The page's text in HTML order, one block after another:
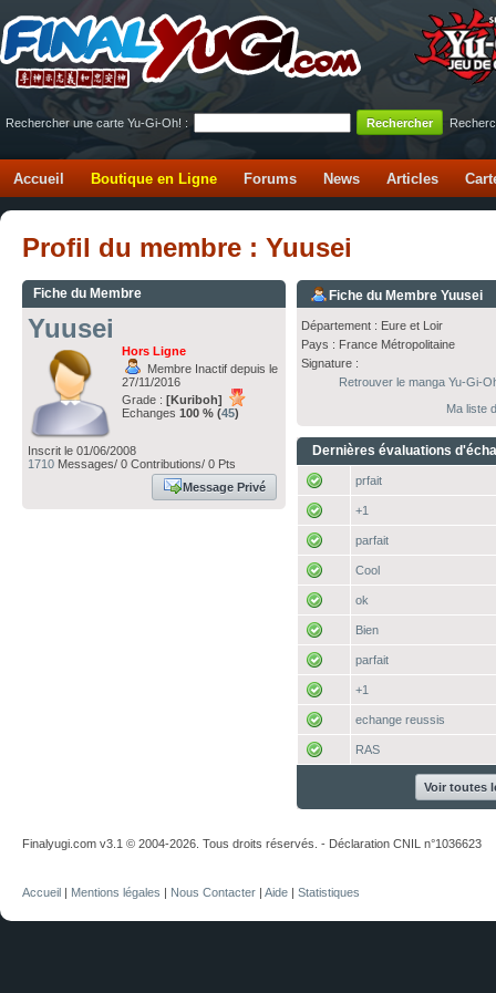
Rechercher une carte Yu-Gi-Oh! :
Accueil Boutique en Ligne Forums News Articles
Profil du membre : Yuusei
Fiche du Membre
Yuusei
Hors Ligne
Membre Inactif depuis le
27/11/2016
Grade : [Kuriboh]
Echanges 100 % (45)
Inscrit le 01/06/2008
1710 Messages/ 0 Contributions/ 0 Pts
Message Privé
Fiche du Membre Yuusei
Département : Eure et Loir
Pays : France Métropolitaine
Signature :
Retrouver le manga Yu-Gi-
Ma liste
Dernières évaluations
prfait
+1
parfait
Cool
ok
Bien
parfait
+1
echange reussis
RAS
Voir toutes
Finalyugi.com v3.1 © 2004-2026. Tous droits réservés. - Déclaration CNIL n°1036623
Accueil | Mentions légales | Nous Contacter | Aide | Statistiques